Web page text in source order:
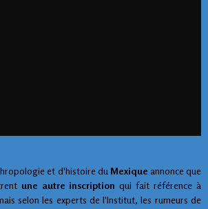
et d'histoire du Mexique annonce que
une autre inscription qui fait référence à
selon les experts de l'Institut, les rumeurs de